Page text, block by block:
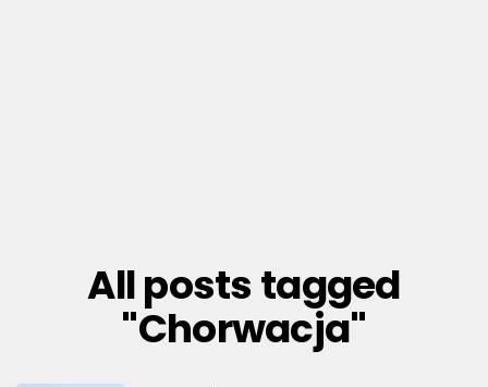
All posts tagged
"Chorwacja"